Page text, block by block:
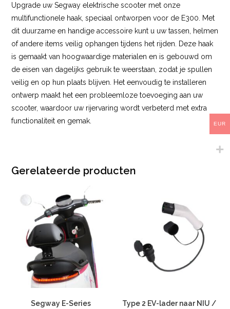
Upgrade uw Segway elektrische scooter met onze
multifunctionele haak, speciaal ontworpen voor de E300. Met
dit duurzame en handige accessoire kunt u uw tassen, helmen
of andere items veilig ophangen tijdens het rijden. Deze haak
is gemaakt van hoogwaardige materialen en is gebouwd om
de eisen van dagelijks gebruik te weerstaan, zodat je spullen
veilig en op hun plaats blijven. Het eenvoudig te installeren
ontwerp maakt het een probleemloze toevoeging aan uw
scooter, waardoor uw rijervaring wordt verbeterd met extra
functionaliteit en gemak.
Gerelateerde producten
Segway E-Series
Type 2 EV-lader naar NIU /
EUR